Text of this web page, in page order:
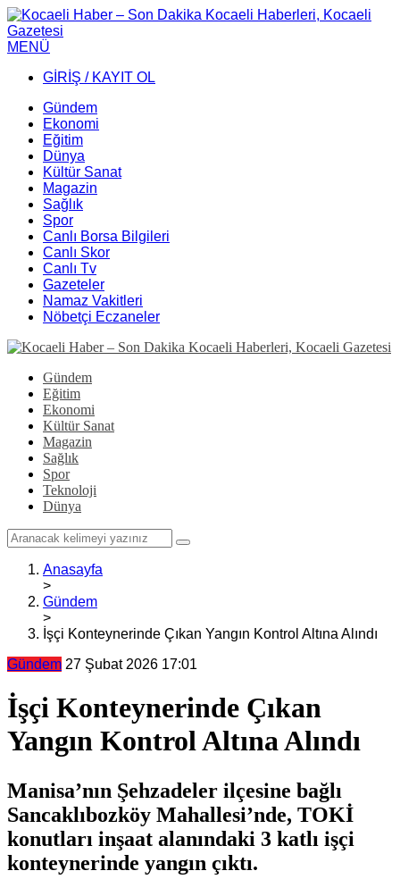
MENÜ
GİRİŞ / KAYIT OL
Gündem
Ekonomi
Eğitim
Dünya
Kültür Sanat
Magazin
Sağlık
Spor
Canlı Borsa Bilgileri
Canlı Skor
Canlı Tv
Gazeteler
Namaz Vakitleri
Nöbetçi Eczaneler
Gündem
Eğitim
Ekonomi
Kültür Sanat
Magazin
Sağlık
Spor
Teknoloji
Dünya
Anasayfa
>
Gündem
>
İşçi Konteynerinde Çıkan Yangın Kontrol Altına Alındı
Gündem 27 Şubat 2026 17:01
İşçi Konteynerinde Çıkan
Yangın Kontrol Altına Alındı
Manisa’nın Şehzadeler ilçesine bağlı
Sancaklıbozköy Mahallesi’nde, TOKİ
konutları inşaat alanındaki 3 katlı işçi
konteynerinde yangın çıktı.